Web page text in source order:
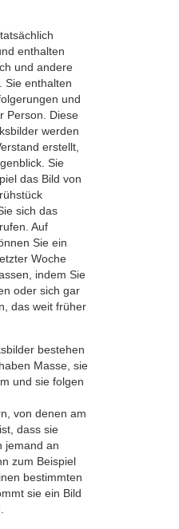
enthalten
und andere
Sie enthalten
und
Person. Diese
werden
erstellt,
Sie
das Bild von
sich das
Auf
Sie ein
Woche
indem Sie
oder sich gar
das weit früher
bestehen
Masse, sie
und sie folgen
von denen am
dass sie
jemand an
zum Beispiel
bestimmten
sie ein Bild